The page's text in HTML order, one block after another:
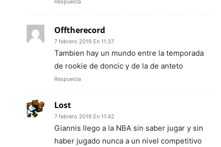
Offtherecord
7 febrero 2019 En 11:37
Tambien hay un mundo entre la temporada
de rookie de doncic y de la de anteto
Respuesta
Lost
7 febrero 2019 En 11:42
Giannis llego a la NBA sin saber jugar y sin
haber jugado nunca a un nivel competitivo